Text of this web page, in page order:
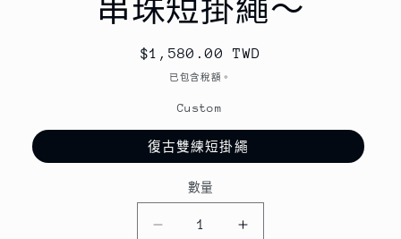
串珠短掛繩～
定
$1,580.00 TWD
已包含稅額。
Custom
復古雙練短掛繩
數
數量